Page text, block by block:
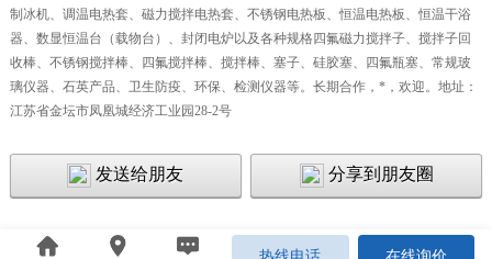
制冰机、调温电热套、磁力搅拌电热套、不锈钢电热板、恒温电热板、恒温干浴
器、数显恒温台（载物台）、封闭电炉以及各种规格四氟磁力搅拌子、搅拌子回
收棒、不锈钢搅拌棒、四氟搅拌棒、搅拌棒、塞子、硅胶塞、四氟瓶塞、常规玻
璃仪器、石英产品、卫生防疫、环保、检测仪器等。长期合作，*，欢迎。地址：
江苏省金坛市凤凰城经济工业园28-2号
发送给朋友 分享到朋友圈